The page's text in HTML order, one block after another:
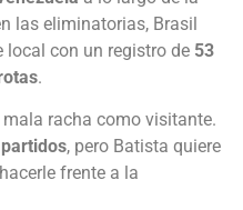
las eliminatorias, Brasil
local con un registro de 53
.
racha como visitante.
, pero Batista quiere
frente a la